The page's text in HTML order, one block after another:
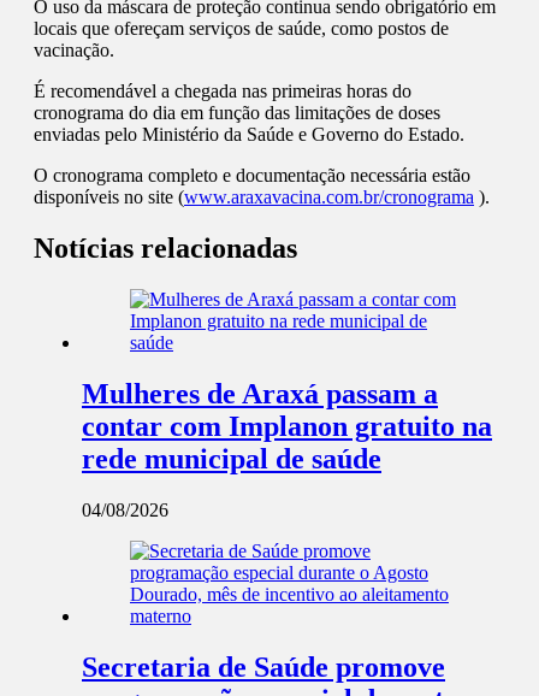
O uso da máscara de proteção continua sendo obrigatório em
locais que ofereçam serviços de saúde, como postos de
vacinação.
É recomendável a chegada nas primeiras horas do
cronograma do dia em função das limitações de doses
enviadas pelo Ministério da Saúde e Governo do Estado.
O cronograma completo e documentação necessária estão
disponíveis no site (www.araxavacina.com.br/cronograma ).
Notícias relacionadas
Mulheres de Araxá passam a
contar com Implanon gratuito na
rede municipal de saúde
04/08/2026
Secretaria de Saúde promove